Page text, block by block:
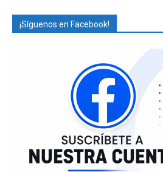
¡Síguenos en Facebook!